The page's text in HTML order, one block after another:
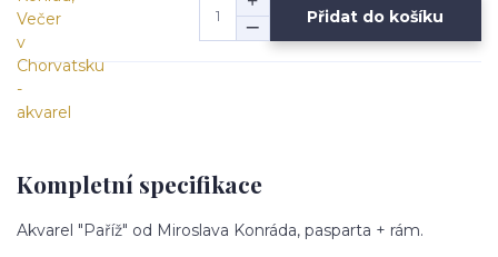
Přidat do košíku
Kompletní specifikace
Akvarel "Paříž" od Miroslava Konráda, pasparta + rám.